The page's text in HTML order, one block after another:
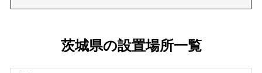
茨城県の設置場所一覧